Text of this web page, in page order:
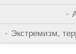
Экстремизм,